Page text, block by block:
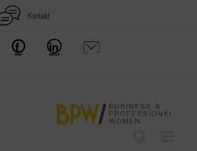
Kontakt
Offenes
Frauennetzwerk
BPW
Gruppe
Anfrage
schicken